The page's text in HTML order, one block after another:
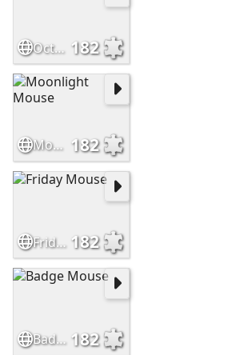
October Mouse 182
Moonlight Mouse 182
Friday Mouse 182
Badge Mouse 182